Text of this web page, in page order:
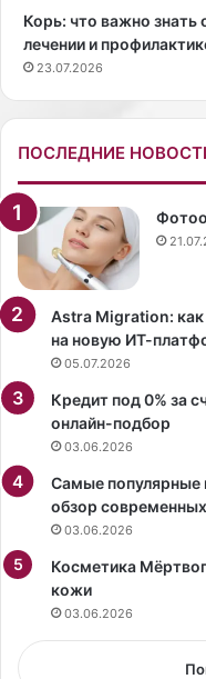
л
а
н
а
п
у
и
у
в
к
о
в
е
н
о
о
б
р
Корь: что важно знать
лечении и
23.07.2026
ПОСЛЕДНИЕ
Astra Migration: как
на новую ИТ-
05.07.2026
Кредит под 0% за
онлайн-подбор
03.06.2026
Самые популярные
обзор
03.06.2026
Косметика
кожи
03.06.2026